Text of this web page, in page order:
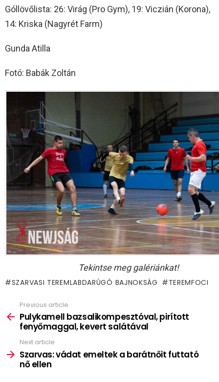
Góllövőlista: 26: Virág (Pro Gym), 19: Viczián (Korona),
14: Kriska (Nagyrét Farm)
Gunda Atilla
Fotó: Babák Zoltán
Tekintse meg galériánkat!
SZARVASI TEREMLABDARÚGÓ BAJNOKSÁG TEREMFOCI
more
Previous article
Pulykamell bazsalikompesztóval, pirított
fenyőmaggal, kevert salátával
Next article
Szarvas: vádat emeltek a barátnőit futtató
nő ellen